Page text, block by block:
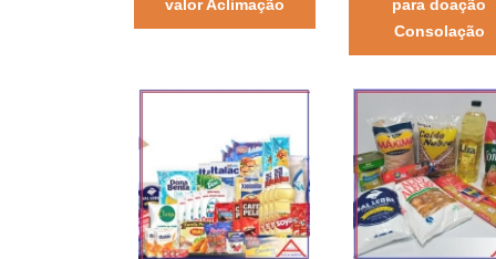
valor Aclimação
para doação
Consolação